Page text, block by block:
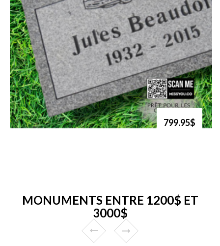
799.95$
MONUMENTS ENTRE 1200$ ET
3000$